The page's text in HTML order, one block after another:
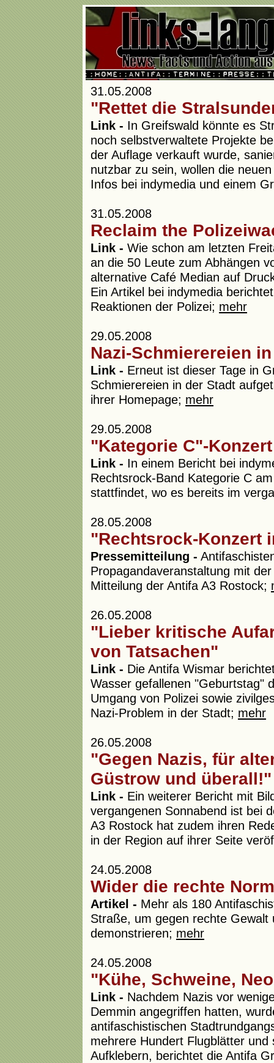
31.05.2008
"Rettet die
Link - In Greifswald könnte es
noch selbstverwaltete Projekte
der Auflage verkauft wurde,
nutzbar zu sein, wollen die
Infos bei indymedia und einem
31.05.2008
Reclaim the
Link - Wie schon am letzten
an die 50 Leute zum Abhängen
alternative Café Median auf
Ein Artikel bei indymedia
Reaktionen der Polizei; mehr
29.05.2008
Nazi-Schmierereien
Link - Erneut ist dieser Tage in
Schmierereien in der Stadt
ihrer Homepage; mehr
29.05.2008
"Kategorie C"-
Link - In einem Bericht bei
Rechtsrock-Band Kategorie C
stattfindet, wo es bereits im
28.05.2008
"Rechtsrock-Konzert
Pressemitteilung -
Propagandaveranstaltung mit
Mitteilung der Antifa A3 Rostock;
26.05.2008
"Lieber kritische
von Tatsachen"
Link - Die Antifa Wismar
Wasser gefallenen "Geburtstag"
Umgang von Polizei sowie
Nazi-Problem in der Stadt; mehr
26.05.2008
"Gegen Nazis, für
Güstrow und überall!"
Link - Ein weiterer Bericht mit
vergangenen Sonnabend ist bei
A3 Rostock hat zudem ihren
in der Region auf ihrer Seite
24.05.2008
Wider die rechte
Artikel - Mehr als 180
Straße, um gegen rechte
demonstrieren; mehr
24.05.2008
"Kühe, Schweine,
Link - Nachdem Nazis vor
Demmin angegriffen hatten,
antifaschistischen
mehrere Hundert Flugblätter
Aufklebern, berichtet die Antifa